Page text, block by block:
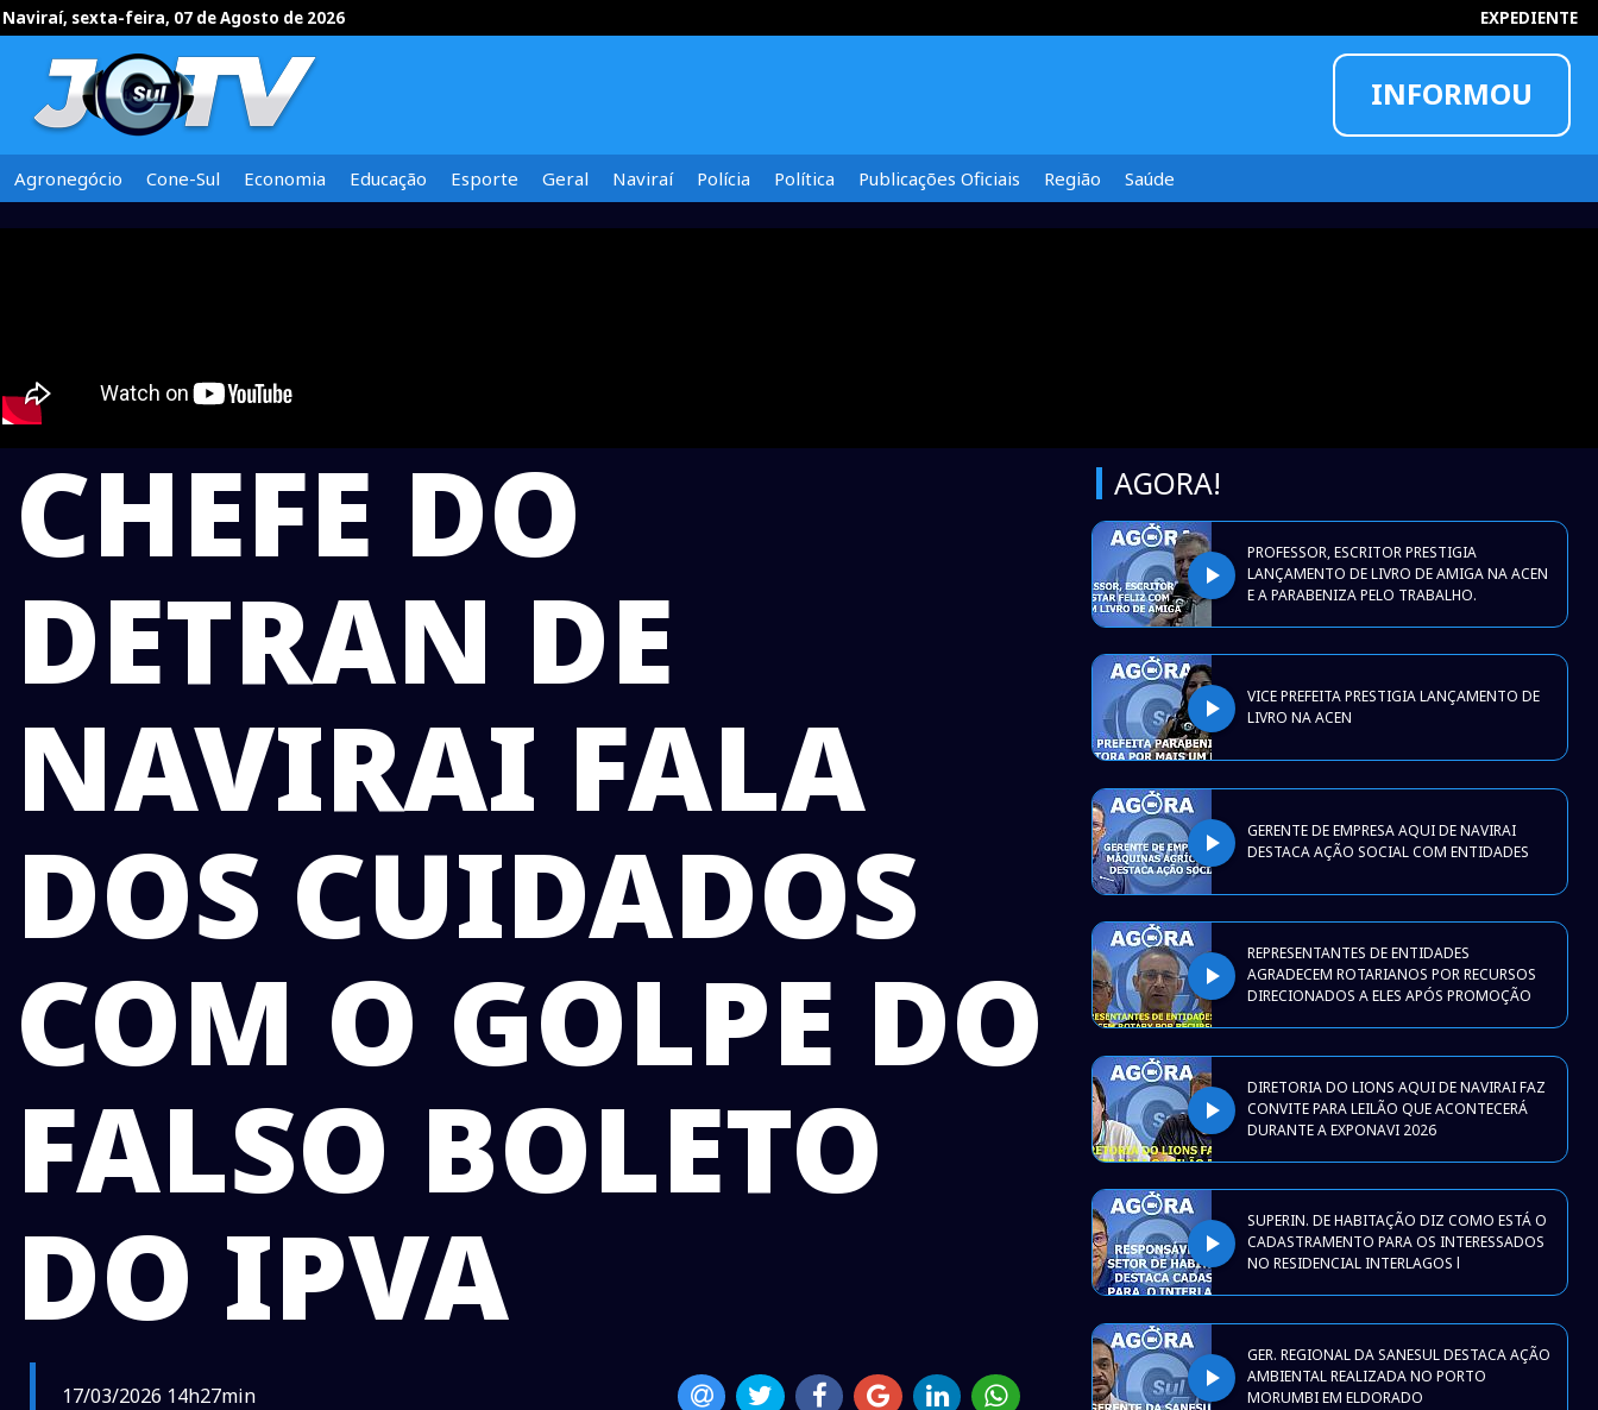
Naviraí, sexta-feira, 07 de Agosto de 2026 EXPEDIENTE
INFORMOU
Agronegócio Cone-Sul Economia Educação Esporte Geral Naviraí Polícia Política Publicações Oficiais Região Saúde
CHEFE DO
DETRAN DE
NAVIRAI FALA
DOS CUIDADOS
COM O GOLPE DO
FALSO BOLETO
DO IPVA
17/03/2026 14h27min
AGORA!
play_arrow
PROFESSOR, ESCRITOR PRESTIGIA
LANÇAMENTO DE LIVRO DE AMIGA NA ACEN
E A PARABENIZA PELO TRABALHO.
play_arrow
VICE PREFEITA PRESTIGIA LANÇAMENTO DE
LIVRO NA ACEN
play_arrow
GERENTE DE EMPRESA AQUI DE NAVIRAI
DESTACA AÇÃO SOCIAL COM ENTIDADES
play_arrow
REPRESENTANTES DE ENTIDADES
AGRADECEM ROTARIANOS POR RECURSOS
DIRECIONADOS A ELES APÓS PROMOÇÃO
play_arrow
DIRETORIA DO LIONS AQUI DE NAVIRAI FAZ
CONVITE PARA LEILÃO QUE ACONTECERÁ
DURANTE A EXPONAVI 2026
play_arrow
SUPERIN. DE HABITAÇÃO DIZ COMO ESTÁ O
CADASTRAMENTO PARA OS INTERESSADOS
NO RESIDENCIAL INTERLAGOS l
play_arrow
GER. REGIONAL DA SANESUL DESTACA AÇÃO
AMBIENTAL REALIZADA NO PORTO
MORUMBI EM ELDORADO